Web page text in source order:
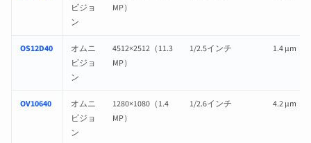
ビジョ
ン
MP）
OS12D40
オムニ
ビジョ
ン
4512×2512（11.3
MP）
1/2.5インチ 1.4 µm
OV10640
オムニ
ビジョ
ン
1280×1080（1.4
MP）
1/2.6インチ 4.2 µm